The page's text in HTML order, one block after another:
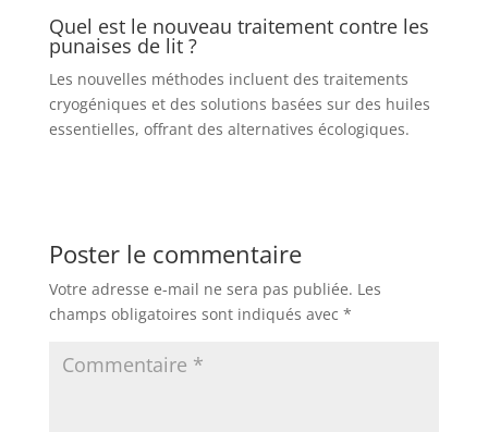
Quel est le nouveau traitement contre les
punaises de lit ?
Les nouvelles méthodes incluent des traitements
cryogéniques et des solutions basées sur des huiles
essentielles, offrant des alternatives écologiques.
Poster le commentaire
Votre adresse e-mail ne sera pas publiée. Les
champs obligatoires sont indiqués avec *